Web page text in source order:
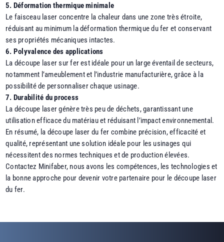
5. Déformation thermique minimale
Le faisceau laser concentre la chaleur dans une zone très étroite,
réduisant au minimum la déformation thermique du fer et conservant
ses propriétés mécaniques intactes.
6. Polyvalence des applications
La découpe laser sur fer est idéale pour un large éventail de secteurs,
notamment l’ameublement et l’industrie manufacturière, grâce à la
possibilité de personnaliser chaque usinage.
7. Durabilité du process
La découpe laser génère très peu de déchets, garantissant une
utilisation efficace du matériau et réduisant l’impact environnemental.
En résumé, la découpe laser du fer combine précision, efficacité et
qualité, représentant une solution idéale pour les usinages qui
nécessitent des normes techniques et de production élevées.
Contactez Minifaber, nous avons les compétences, les technologies et
la bonne approche pour devenir votre partenaire pour le découpe laser
du fer.